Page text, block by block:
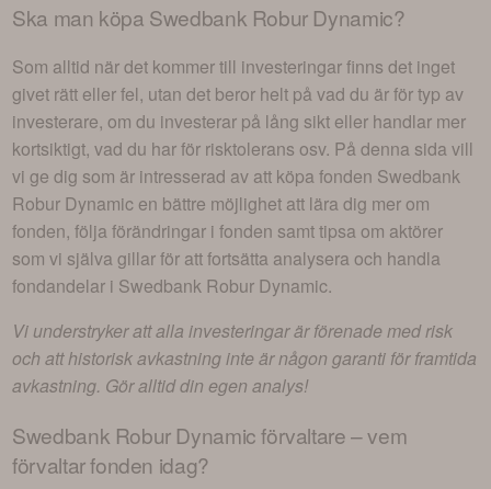
Ska man köpa Swedbank Robur Dynamic?
Som alltid när det kommer till investeringar finns det inget
givet rätt eller fel, utan det beror helt på vad du är för typ av
investerare, om du investerar på lång sikt eller handlar mer
kortsiktigt, vad du har för risktolerans osv. På denna sida vill
vi ge dig som är intresserad av att köpa fonden Swedbank
Robur Dynamic en bättre möjlighet att lära dig mer om
fonden, följa förändringar i fonden samt tipsa om aktörer
som vi själva gillar för att fortsätta analysera och handla
fondandelar i Swedbank Robur Dynamic.
Vi understryker att alla investeringar är förenade med risk
och att historisk avkastning inte är någon garanti för framtida
avkastning. Gör alltid din egen analys!
Swedbank Robur Dynamicförvaltare – vem
förvaltar fonden idag?